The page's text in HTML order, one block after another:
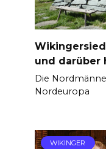
und darüber
Die
Nordeuropa
WIKINGER